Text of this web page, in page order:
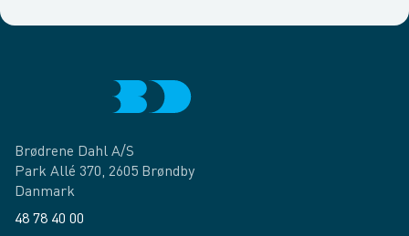
Brødrene Dahl A/S
Park Allé 370, 2605 Brøndby
Danmark
48 78 40 00